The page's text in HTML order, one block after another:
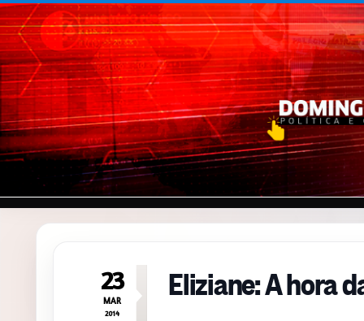
Pular para o conteúdo
23
MAR
2014
Eliziane: A hora